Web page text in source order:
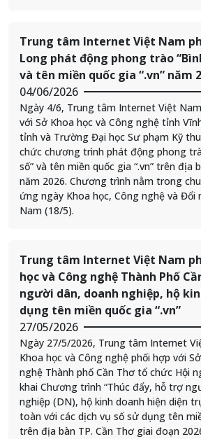
Trung tâm Internet Việt Nam
Long phát động phong trào
và tên miền quốc gia “.vn” năm
04/06/2026
Ngày 4/6, Trung tâm Internet Việt
với Sở Khoa học và Công nghệ tỉnh
tỉnh và Trường Đại học Sư phạm Kỹ
chức chương trình phát động phong
số” và tên miền quốc gia “.vn” trên địa
năm 2026. Chương trình nằm trong
ứng ngày Khoa học, Công nghệ và
Nam (18/5).
Trung tâm Internet Việt Nam
học và Công nghệ Thành Phố
người dân, doanh nghiệp, hộ
dụng tên miền quốc gia “.vn”
27/05/2026
Ngày 27/5/2026, Trung tâm Internet
Khoa học và Công nghệ phối hợp với
nghệ Thành phố Cần Thơ tổ chức Hội
khai Chương trình “Thúc đẩy, hỗ trợ
nghiệp (DN), hộ kinh doanh hiện diện
toàn với các dịch vụ số sử dụng tên
trên địa bàn TP. Cần Thơ giai đoạn